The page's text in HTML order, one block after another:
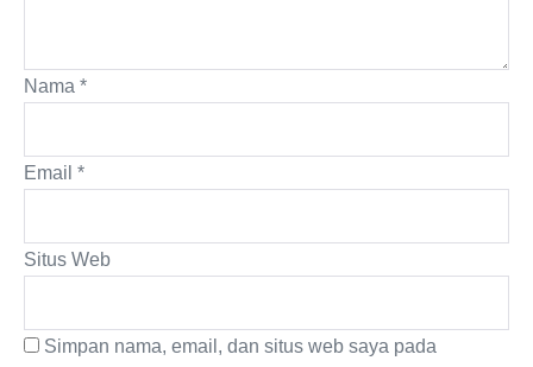
Nama *
Email *
Situs Web
Simpan nama, email, dan situs web saya pada